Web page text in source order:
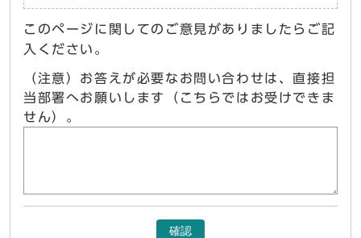
このページに関してのご意見がありましたらご記
入ください。
（注意）お答えが必要なお問い合わせは、直接担
当部署へお願いします（こちらではお受けできま
せん）。
確認